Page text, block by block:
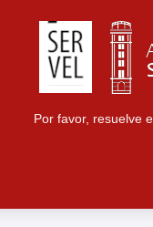
Por favor, resuelve